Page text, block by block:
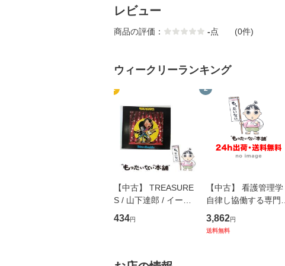
レビュー
商品の評価： -点 (0件)
ウィークリーランキング
1
【中古】 TREASURE
S / 山下達郎 / イース
トウエスト・ジャパン
[CD]【メール便送料無
434円
2
【中古】 看護管理学
自律し協働する専門職
の看護マネジメントス
キル 改訂第3版 (看護
3,862円
送料無料